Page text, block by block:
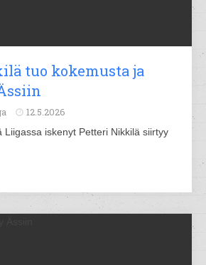
tuo kokemusta ja
12.5.2026
Liigassa iskenyt Petteri Nikkilä siirtyy